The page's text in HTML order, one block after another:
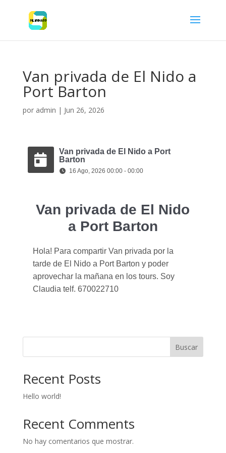
Van privada de El Nido a
Port Barton
por admin | Jun 26, 2026
Van privada de El Nido a Port
Barton
16 Ago, 2026 00:00 - 00:00
Van privada de El Nido
a Port Barton
Hola! Para compartir Van privada por la
tarde de El Nido a Port Barton y poder
aprovechar la mañana en los tours. Soy
Claudia telf. 670022710
Buscar
Recent Posts
Hello world!
Recent Comments
No hay comentarios que mostrar.